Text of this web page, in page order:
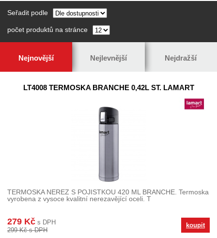
Seřadit podle
počet produktů na stránce
Nejnovější Nejlevnější Nejdražší
LT4008 TERMOSKA BRANCHE 0,42L ST. LAMART
TERMOSKA NEREZ S POJISTKOU 420 ML BRANCHE. Termoska
vyrobena z vysoce kvalitní nerezavějící oceli. T
279 Kč s DPH
299 Kč s DPH
koupit